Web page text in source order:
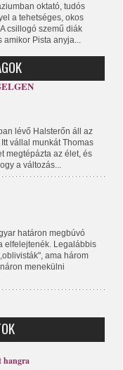
oktató, tudós
a tehetséges, okos
csillogó szemű diák
Pista anyja...
lévő Halsterőn áll az
vállal munkát Thomas
megtépázta az élet, és
a változás...
határon megbúvó
elfelejtenék. Legalábbis
ama három
menekülni
hangra